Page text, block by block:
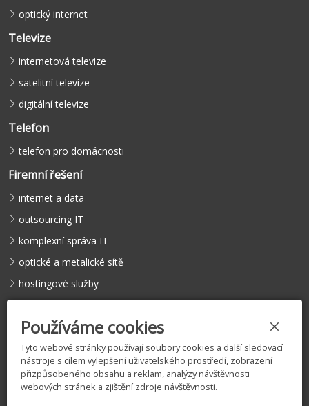
optický internet
Televize
internetová televize
satelitní televize
digitální televize
Telefon
telefon pro domácnosti
Firemní řešení
internet a data
outsourcing IT
komplexní správa IT
optické a metalické sítě
hostingové služby
©COMFEEL s.r.o., 2005 – 2026 |Licence|Vyjádření k existenci
sítí|Zásady zpracování osobních údajů|Nastavení cookies
Používáme cookies
Tyto webové stránky používají soubory cookies a další sledovací
nástroje s cílem vylepšení uživatelského prostředí, zobrazení
přizpůsobeného obsahu a reklam, analýzy návštěvnosti
webových stránek a zjištění zdroje návštěvnosti.